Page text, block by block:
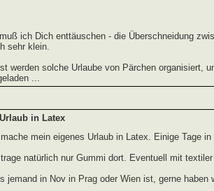
ich Dich enttäuschen - die Überschneidung
sehr klein.
werden solche Urlaube von Pärchen organisiert,
...
in Latex
mache mein eigenes Urlaub in Latex. Einige Tage
trage natürlich nur Gummi dort. Eventuell mit
jemand in Nov in Prag oder Wien ist, gerne haben